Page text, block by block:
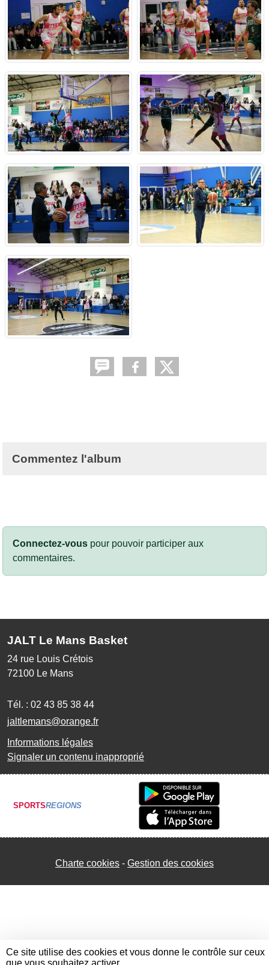
Commentez l'album
Connectez-vous pour pouvoir participer aux
commentaires.
JALT Le Mans Basket
24 rue Louis Crétois
72100 Le Mans
Tél. : 02 43 85 38 44
jaltlemans@orange.fr
Informations légales
Signaler un contenu inapproprié
SPORTSREGIONS
Charte cookies Gestion des cookies
Ce site utilise des cookies et vous donne le contrôle sur ceux
que vous souhaitez activer